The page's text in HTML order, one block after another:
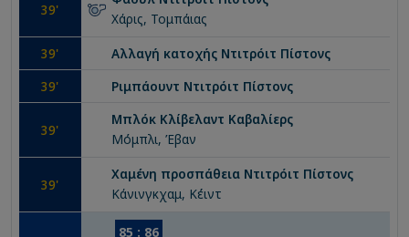
39'
Χάρις, Τομπάιας
39' Αλλαγή κατοχής Ντιτρόιτ Πίστονς
39' Ριμπάουντ Ντιτρόιτ Πίστονς
39'
Μπλόκ Κλίβελαντ Καβαλίερς
Μόμπλι, Έβαν
39'
Χαμένη προσπάθεια Ντιτρόιτ Πίστονς
Κάνινγκχαμ, Κέιντ
85 : 86